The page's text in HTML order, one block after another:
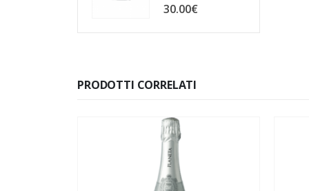
0Su 5
30.00€
PRODOTTI CORRELATI